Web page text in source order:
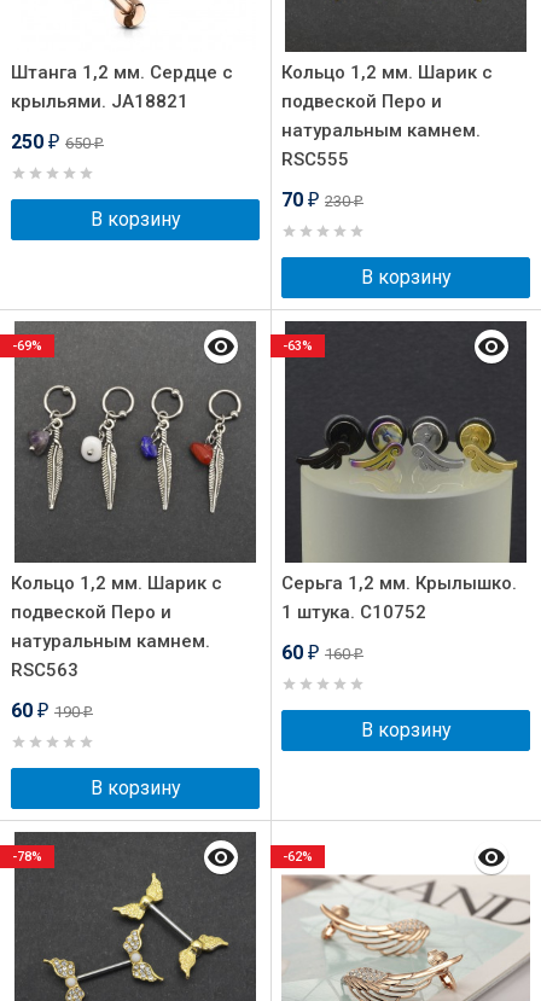
Штанга 1,2 мм. Сердце с
крыльями. JA18821
250 ₽ 650₽
В корзину
Кольцо 1,2 мм. Шарик с
подвеской Перо и
натуральным камнем.
RSC555
70 ₽ 230₽
В корзину
Кольцо 1,2 мм. Шарик с
подвеской Перо и
натуральным камнем.
RSC563
60 ₽ 190₽
В корзину
-69%
Серьга 1,2 мм. Крылышко.
1 штука. C10752
60 ₽ 160₽
В корзину
-63%
-78% -62%